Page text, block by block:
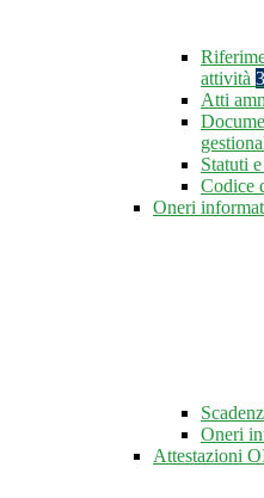
attività
Atti
Statuti
Codice
Oneri
Oneri
Attestazioni